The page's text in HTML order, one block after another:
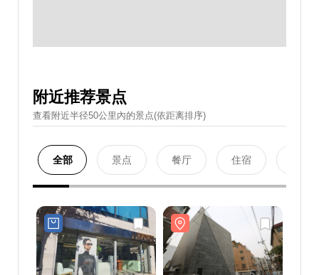
附近推荐景点
查看附近半径50公里內的景点(依距离排序)
全部 景点 餐厅 住宿